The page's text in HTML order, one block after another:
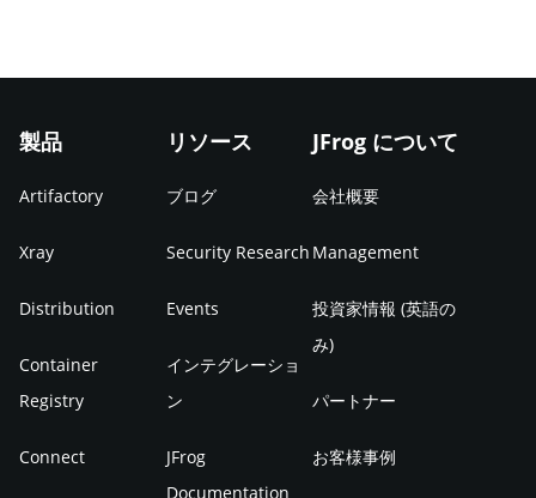
製品
Artifactory
Xray
Distribution
Container
Registry
Connect
リソース
ブログ
Security Research
Events
インテグレーショ
ン
JFrog
Documentation
JFrog について
会社概要
Management
投資家情報 (英語の
み)
パートナー
お客様事例